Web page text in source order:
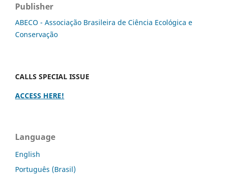
Publisher
ABECO - Associação Brasileira de Ciência Ecológica e
Conservação
CALLS SPECIAL ISSUE
ACCESS HERE!
Language
English
Português (Brasil)